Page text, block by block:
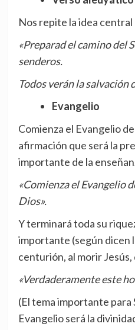
Nos repite la idea
«Preparad el camino del
senderos.
Todos verán la salvación
Evangelio
Comienza el Evangelio
afirmación que será la
importante de la
«Comienza el Evangelio
Dios».
Y terminará toda su
importante (según dicen
centurión, al morir Jesús,
«Verdaderamente este
(El tema importante para
Evangelio será la